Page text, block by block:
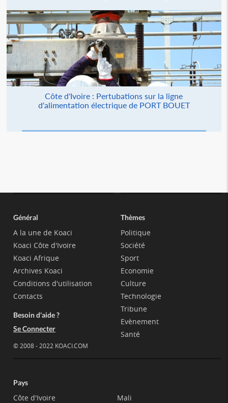
Côte d'Ivoire : Pertubations sur la ligne
d'alimentation électrique de PORT BOUET
Général
A la une de Koaci
Koaci Côte d'Ivoire
Koaci Afrique
Archives Koaci
Conditions d'utilisation
Contacts
Besoin d'aide ?
Se Connecter
© 2008 - 2022 KOACI.COM
Thèmes
Politique
Société
Sport
Economie
Culture
Technologie
Tribune
Evènement
Santé
Pays
Côte d'Ivoire
Mali